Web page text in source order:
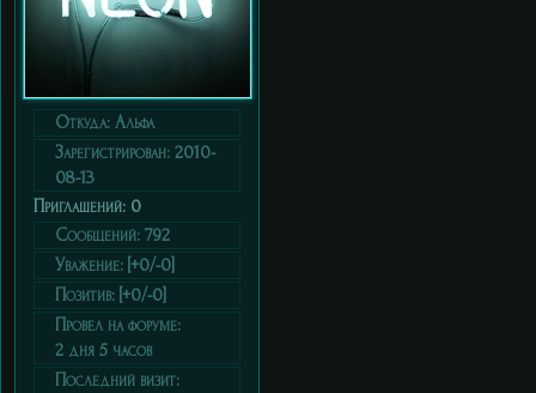
Откуда: Альфа
Зарегистрирован: 2010-
08-13
Приглашений: 0
Сообщений: 792
Уважение: [+0/-0]
Позитив: [+0/-0]
Провел на форуме:
2 дня 5 часов
Последний визит: